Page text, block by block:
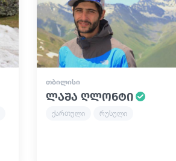
ᲗᲑᲘᲚᲘᲡᲘ
ლაშა ღლონტი
ქართული რუსული